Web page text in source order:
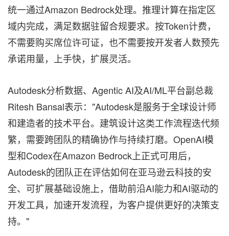
统一通过Amazon Bedrock处理。推理计算在指定区
域内完成，满足数据驻留合规要求。按Token计费，
不需要购买席位许可证，也不需要按开发者人数预先
承诺用量，上手快，扩展灵活。
Autodesk分析数据、Agentic AI及AI/ML平台副总裁
Ritesh Bansal表示："Autodesk是服务于全球设计师
和建造者的技术平台。建筑设计这类工作流程迭代频
繁，需要跨团队的精确协作与持续打磨。OpenAI模
型和Codex在Amazon Bedrock上正式可用后，
Autodesk的团队正在评估如何在亚马逊云科技的安
全、可扩展基础设施上，借助前沿AI能力和AI驱动的
开发工具，加速开发流程，为客户提供更好的决策支
持。"